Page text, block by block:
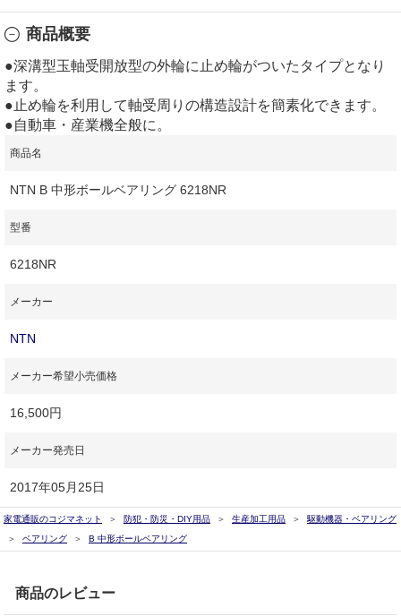
商品概要
●深溝型玉軸受開放型の外輪に止め輪がついたタイプとなり
ます。
●止め輪を利用して軸受周りの構造設計を簡素化できます。
●自動車・産業機全般に。
商品名
NTN B 中形ボールベアリング 6218NR
型番
6218NR
メーカー
NTN
メーカー希望小売価格
16,500円
メーカー発売日
2017年05月25日
家電通販のコジマネット 防犯・防災・DIY用品 生産加工用品
駆動機器・ベアリング
ベアリング
B 中形ボールベアリング
商品のレビュー